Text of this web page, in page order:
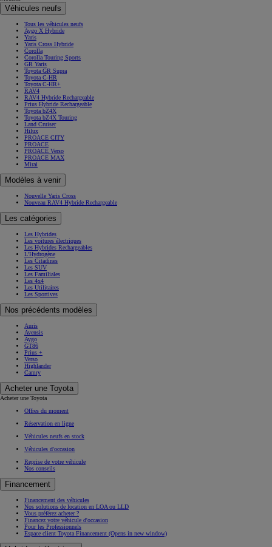
Véhicules neufs
Tous les véhicules neufs
Aygo X Hybride
Yaris
Yaris Cross Hybride
Corolla
Corolla Touring Sports
GR Yaris
Toyota GR Supra
Toyota C-HR
Toyota C-HR+
RAV4
RAV4 Hybride Rechargeable
Prius Hybride Rechargeable
Toyota bZ4X
Toyota bZ4X Touring
Land Cruiser
Hilux
PROACE CITY
PROACE
PROACE Verso
PROACE MAX
Mirai
Modèles à venir
Nouvelle Yaris Cross
Nouveau RAV4 Hybride Rechargeable
Les catégories
Les Hybrides
Les voitures électriques
Les Hybrides Rechargeables
L'Hydrogène
Les Citadines
Les SUV
Les Familiales
Les 4x4
Les Utilitaires
Les Sportives
Nos précédents modèles
Auris
Avensis
Aygo
GT86
Prius +
Verso
Highlander
Camry
Acheter une Toyota
Acheter une Toyota
Offres du moment
Réservation en ligne
Véhicules neufs en stock
Véhicules d'occasion
Reprise de votre véhicule
Nos conseils
Financement
Financement des véhicules
Nos solutions de location en LOA ou LLD
Vous préférez acheter ?
Financez votre véhicule d'occasion
Pour les Professionnels
Espace client Toyota Financement (Opens in new window)